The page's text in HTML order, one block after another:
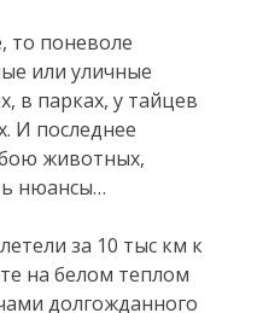
то поневоле
или уличные
в парках, у тайцев
И последнее
животных,
нюансы…
за 10 тыс км к
на белом теплом
долгожданного